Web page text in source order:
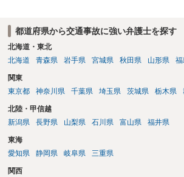
都道府県から交通事故に強い弁護士を探す
北海道・東北
北海道
青森県 岩手県 宮城県 秋田県 山形県
関東
東京都
神奈川県 千葉県 埼玉県 茨城県 栃木県
北陸・甲信越
新潟県
長野県 山梨県 石川県 富山県 福井県
東海
愛知県
静岡県 岐阜県 三重県
関西